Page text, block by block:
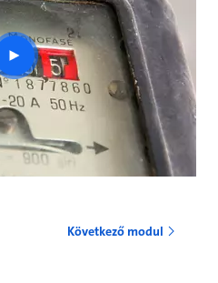
Play
video
Következő modul